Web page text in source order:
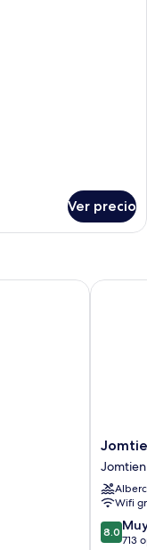
Ver precio
Jomtien
Palm
Beach
Hotel
And
Resort
Jomtien
Jomtien
Wifi
8.0
de
8.0
713
Jomtien